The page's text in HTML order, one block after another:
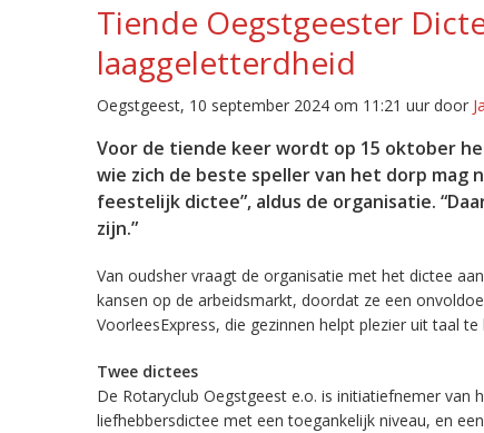
Tiende Oegstgeester
laaggeletterdheid
Oegstgeest, 10 september 2024 om 11:21 uur door
Voor de tiende keer wordt op 15 oktober
wie zich de beste speller van het dorp
feestelijk dictee”, aldus de organisatie.
zijn.”
Van oudsher vraagt de organisatie met het dictee
kansen op de arbeidsmarkt, doordat ze een
VoorleesExpress, die gezinnen helpt plezier uit taal
Twee dictees
De Rotaryclub Oegstgeest e.o. is initiatiefnemer van
liefhebbersdictee met een toegankelijk niveau, en